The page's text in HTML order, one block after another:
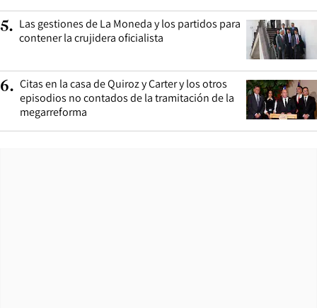
5. Las gestiones de La Moneda y los partidos para
contener la crujidera oficialista
6. Citas en la casa de Quiroz y Carter y los otros
episodios no contados de la tramitación de la
megarreforma